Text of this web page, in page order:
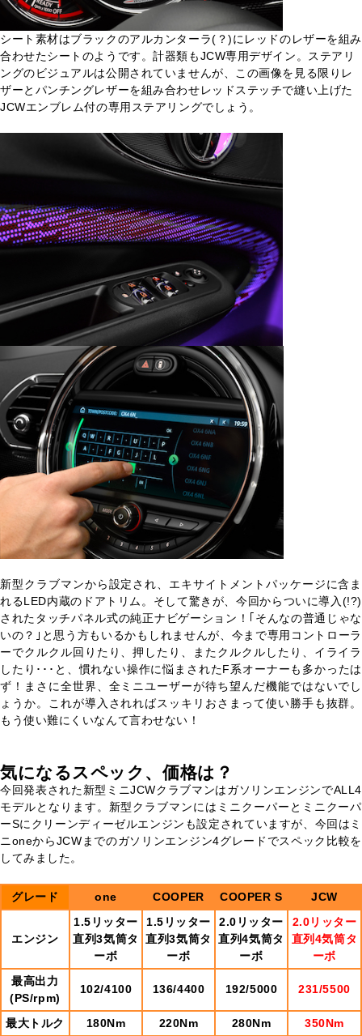
シート素材はブラックのアルカンターラ(？)にレッドのレザーを組み
合わせたシートのようです。計器類もJCW専用デザイン。ステアリ
ングのビジュアルは公開されていませんが、この画像を見る限りレ
ザーとパンチングレザーを組み合わせレッドステッチで縫い上げた
JCWエンブレム付の専用ステアリングでしょう。
新型クラブマンから設定され、エキサイトメントパッケージに含ま
れるLED内蔵のドアトリム。そして驚きが、今回からついに導入(!?)
されたタッチパネル式の純正ナビゲーション！｢そんなの普通じゃな
いの？｣と思う方もいるかもしれませんが、今まで専用コントローラ
ーでクルクル回りたり、押したり、またクルクルしたり、イライラ
したり･･･と、慣れない操作に悩まされたF系オーナーも多かったは
ず！まさに全世界、全ミニユーザーが待ち望んだ機能ではないでし
ょうか。これが導入されればスッキリおさまって使い勝手も抜群。
もう使い難にくいなんて言わせない！
気になるスペック、価格は？
今回発表された新型ミニJCWクラブマンはガソリンエンジンでALL4
モデルとなります。新型クラブマンにはミニクーパーとミニクーパ
ーSにクリーンディーゼルエンジンも設定されていますが、今回はミ
ニoneからJCWまでのガソリンエンジン4グレードでスペック比較を
してみました。
グレード one COOPER COOPER S JCW
エンジン
1.5リッター
直列3気筒タ
ーボ
1.5リッター
直列3気筒タ
ーボ
2.0リッター
直列4気筒タ
ーボ
2.0リッター
直列4気筒タ
ーボ
最高出力
(PS/rpm)
102/4100 136/4400 192/5000 231/5500
最大トルク 180Nm 220Nm 280Nm 350Nm